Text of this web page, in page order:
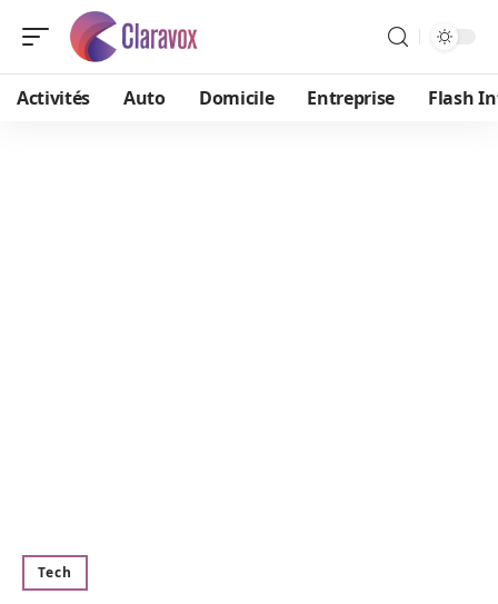
Activités Auto Domicile Entreprise Flash
Tech